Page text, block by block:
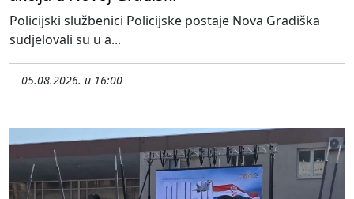
Policijski službenici Policijske postaje Nova Gradiška
sudjelovali su u a...
05.08.2026. u 16:00